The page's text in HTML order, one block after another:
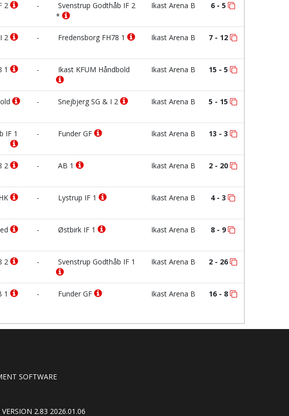
2 -
Svenstrup Godthåb IF 2
*
Ikast Arena B 6 - 5
2 - Fredensborg FH78 1 Ikast Arena B 7 - 12
1 - Ikast KFUM Håndbold Ikast Arena B 15 - 5
- Snejbjerg SG & I 2 Ikast Arena B 5 - 15
IF 1 - Funder GF Ikast Arena B 13 - 3
2 - AB 1 Ikast Arena B 2 - 20
- Lystrup IF 1 Ikast Arena B 4 - 3
- Østbirk IF 1 Ikast Arena B 8 - 9
2 - Svenstrup Godthåb IF 1 Ikast Arena B 2 - 26
1 - Funder GF Ikast Arena B 16 - 8
SOFTWARE
2.83 2026.01.06